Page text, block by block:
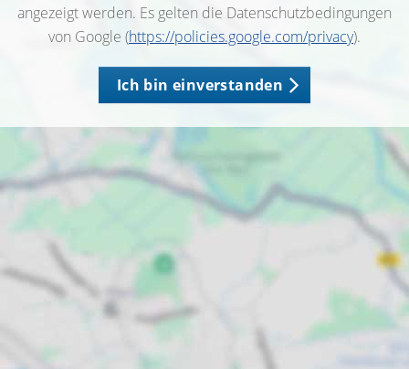
angezeigt werden. Es gelten die Datenschutzbedingungen
von Google (https://policies.google.com/privacy).
Ich bin einverstanden